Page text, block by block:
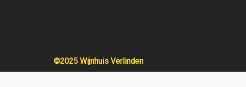
©2025 Wijnhuis Verlinden